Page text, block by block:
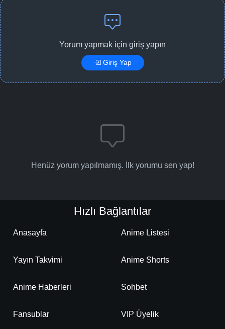
Yorum yapmak için giriş yapın
Giriş Yap
Henüz yorum yapılmamış. İlk yorumu sen yap!
Hızlı Bağlantılar
Anasayfa Anime Listesi
Yayın Takvimi Anime Shorts
Anime Haberleri Sohbet
Fansublar VIP Üyelik